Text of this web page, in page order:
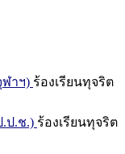
าฯ) ร้องเรียนทุจริต
ป.ช.) ร้องเรียนทุจริต